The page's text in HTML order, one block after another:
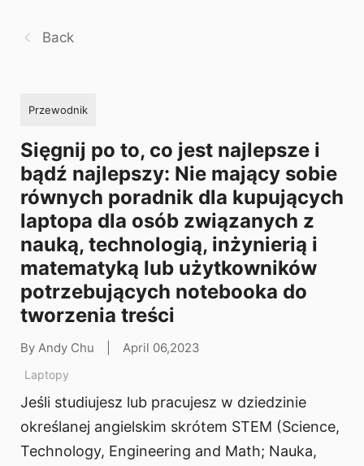
Back
Przewodnik
Sięgnij po to, co jest najlepsze i
bądź najlepszy: Nie mający sobie
równych poradnik dla kupujących
laptopa dla osób związanych z
nauką, technologią, inżynierią i
matematyką lub użytkowników
potrzebujących notebooka do
tworzenia treści
By Andy Chu April 06,2023
Laptopy
Jeśli studiujesz lub pracujesz w dziedzinie
określanej angielskim skrótem STEM (Science,
Technology, Engineering and Math; Nauka,